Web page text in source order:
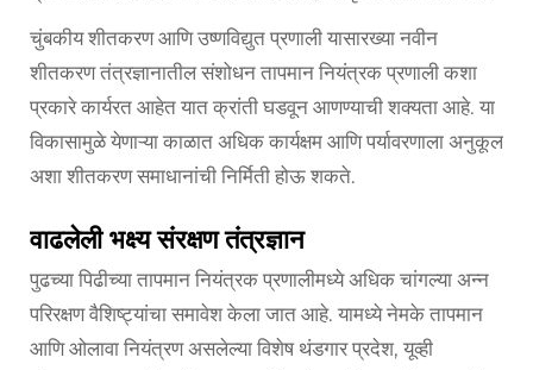
चुंबकीय शीतकरण आणि उष्णविद्युत प्रणाली यासारख्या नवीन
शीतकरण तंत्रज्ञानातील संशोधन तापमान नियंत्रक प्रणाली कशा
प्रकारे कार्यरत आहेत यात क्रांती घडवून आणण्याची शक्यता आहे. या
विकासामुळे येणाऱ्या काळात अधिक कार्यक्षम आणि पर्यावरणाला अनुकूल
अशा शीतकरण समाधानांची निर्मिती होऊ शकते.
वाढलेली भक्ष्य संरक्षण तंत्रज्ञान
पुढच्या पिढीच्या तापमान नियंत्रक प्रणालीमध्ये अधिक चांगल्या अन्न
परिरक्षण वैशिष्ट्यांचा समावेश केला जात आहे. यामध्ये नेमके तापमान
आणि ओलावा नियंत्रण असलेल्या विशेष थंडगार प्रदेश, यूव्ही